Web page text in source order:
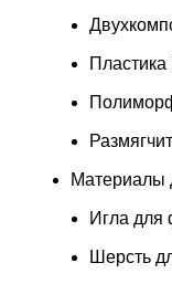
Пластика
Материалы
Игла для
Шерсть